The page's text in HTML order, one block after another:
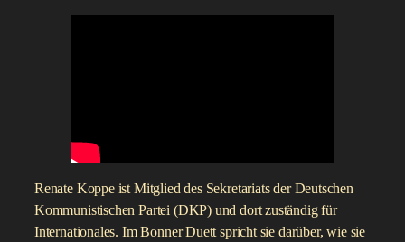
Renate Koppe ist Mitglied des Sekretariats der Deutschen
Kommunistischen Partei (DKP) und dort zuständig für
Internationales. Im Bonner Duett spricht sie darüber, wie sie